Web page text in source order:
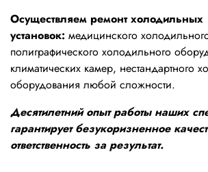
Осуществляем ремонт холодильных
установок: медицинского
полиграфического холодильного
климатических камер, нестандартного
оборудования любой сложности.
Десятилетний опыт работы наших
гарантирует безукоризненное
ответственность за результат.